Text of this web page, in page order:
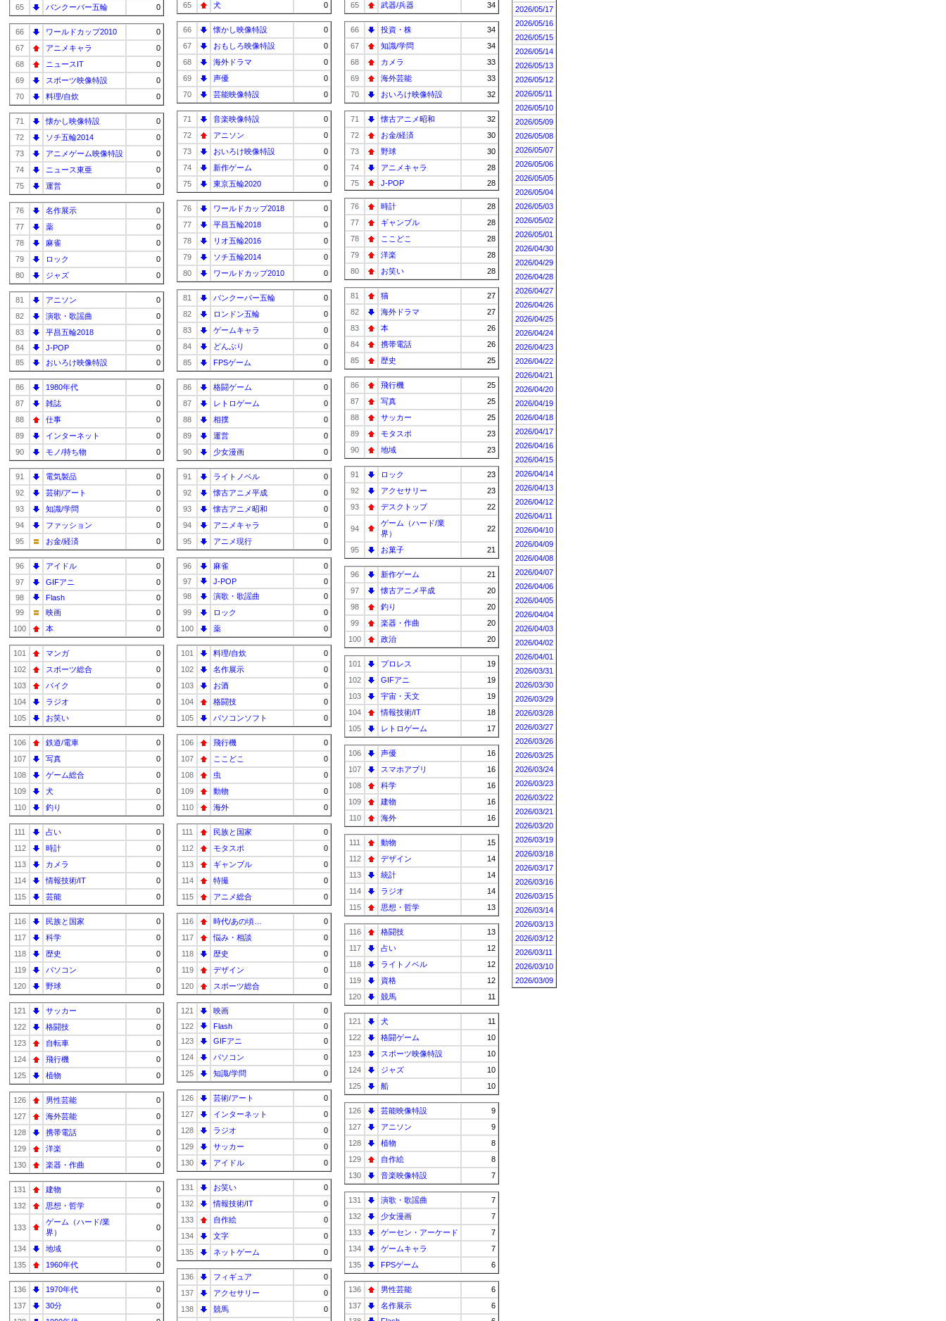
65
バンクーバー五輪 0
66 ワールドカップ2010
0
67
アニメキャラ
0
68
ニュースIT
0
69
スポーツ映像特設
0
70
料理/自炊 0
71 懐かし映像特設
0
72
ソチ五輪2014
0
73
アニメゲーム映像特設
0
74
ニュース東亜
0
75
運営 0
76 名作展示
0
77
薬
0
78
麻雀
0
79
ロック
0
80
ジャズ 0
81 アニソン
0
82
演歌・歌謡曲
0
83
平昌五輪2018
0
84
J-POP
0
85
おいろけ映像特設 0
86 1980年代
0
87
雑誌
0
88
仕事
0
89
インターネット
0
90
モノ/持ち物 0
91 電気製品
0
92
芸術/アート
0
93
知識/学問
0
94
ファッション
0
95
お金/経済 0
96 アイドル
0
97
GIFアニ
0
98
Flash
0
99
映画
0
100
本 0
101 マンガ
0
102
スポーツ総合
0
103
バイク
0
104
ラジオ
0
105
お笑い 0
106 鉄道/電車
0
107
写真
0
108
ゲーム総合
0
109
犬
0
110
釣り 0
111 占い
0
112
時計
0
113
カメラ
0
114
情報技術/IT
0
115
芸能 0
116 民族と国家
0
117
科学
0
118
歴史
0
119
パソコン
0
120
野球 0
121 サッカー
0
122
格闘技
0
123
自転車
0
124
飛行機
0
125
植物 0
126 男性芸能
0
127
海外芸能
0
128
携帯電話
0
129
洋楽
0
130
楽器・作曲 0
131 建物
0
132
思想・哲学 0
133
ゲーム（ハード/業
界）
0
134 地域
0
135
1960年代 0
136 1970年代
0
137
30分
0
65
犬 0
66 懐かし映像特設
0
67
おもしろ映像特設
0
68
海外ドラマ
0
69
声優
0
70
芸能映像特設 0
71 音楽映像特設
0
72
アニソン
0
73
おいろけ映像特設
0
74
新作ゲーム
0
75
東京五輪2020 0
76 ワールドカップ2018
0
77
平昌五輪2018
0
78
リオ五輪2016
0
79
ソチ五輪2014
0
80
ワールドカップ2010 0
81 バンクーバー五輪
0
82
ロンドン五輪
0
83
ゲームキャラ
0
84
どんぶり
0
85
FPSゲーム 0
86 格闘ゲーム
0
87
レトロゲーム
0
88
相撲
0
89
運営
0
90
少女漫画 0
91 ライトノベル
0
92
懐古アニメ平成
0
93
懐古アニメ昭和
0
94
アニメキャラ
0
95
アニメ現行 0
96 麻雀
0
97
J-POP
0
98
演歌・歌謡曲
0
99
ロック
0
100
薬 0
101 料理/自炊
0
102
名作展示
0
103
お酒
0
104
格闘技
0
105
パソコンソフト 0
106 飛行機
0
107
ここどこ
0
108
虫
0
109
動物
0
110
海外 0
111 民族と国家
0
112
モタスポ
0
113
ギャンブル
0
114
特撮
0
115
アニメ総合 0
116 時代/あの頃…
0
117
悩み・相談
0
118
歴史
0
119
デザイン
0
120
スポーツ総合 0
121 映画
0
122
Flash
0
123
GIFアニ
0
124
パソコン
0
125
知識/学問 0
126 芸術/アート
0
127
インターネット
0
128
ラジオ
0
129
サッカー
0
130
アイドル 0
131 お笑い
0
132
情報技術/IT
0
133
自作絵
0
134
文字
0
135
ネットゲーム 0
136 フィギュア
0
137
アクセサリー
0
138
競馬 0
65
武器/兵器 34
66 投資・株
34
67
知識/学問
34
68
カメラ
33
69
海外芸能
33
70
おいろけ映像特設 32
71 懐古アニメ昭和
32
72
お金/経済
30
73
野球
30
74
アニメキャラ
28
75
J-POP 28
76 時計
28
77
ギャンブル
28
78
ここどこ
28
79
洋楽
28
80
お笑い 28
81 猫
27
82
海外ドラマ
27
83
本
26
84
携帯電話
26
85
歴史 25
86 飛行機
25
87
写真
25
88
サッカー
25
89
モタスポ
23
90
地域 23
91 ロック
23
92
アクセサリー
23
93
デスクトップ 22
94
ゲーム（ハード/業
界）
22
95 お菓子 21
96 新作ゲーム
21
97
懐古アニメ平成
20
98
釣り
20
99
楽器・作曲
20
100
政治 20
101 プロレス
19
102
GIFアニ
19
103
宇宙・天文
19
104
情報技術/IT
18
105
レトロゲーム 17
106 声優
16
107
スマホアプリ
16
108
科学
16
109
建物
16
110
海外 16
111 動物
15
112
デザイン
14
113
統計
14
114
ラジオ
14
115
思想・哲学 13
116 格闘技
13
117
占い
12
118
ライトノベル
12
119
資格
12
120
競馬 11
121 犬
11
122
格闘ゲーム
10
123
スポーツ映像特設
10
124
ジャズ
10
125
船 10
126 芸能映像特設
9
127
アニソン
9
128
植物
8
129
自作絵
8
130
音楽映像特設 7
131 演歌・歌謡曲
7
132
少女漫画
7
133
ゲーセン・アーケード
7
134
ゲームキャラ
7
135
FPSゲーム 6
136 男性芸能
6
137
名作展示
6
2026/05/17
2026/05/16
2026/05/15
2026/05/14
2026/05/13
2026/05/12
2026/05/11
2026/05/10
2026/05/09
2026/05/08
2026/05/07
2026/05/06
2026/05/05
2026/05/04
2026/05/03
2026/05/02
2026/05/01
2026/04/30
2026/04/29
2026/04/28
2026/04/27
2026/04/26
2026/04/25
2026/04/24
2026/04/23
2026/04/22
2026/04/21
2026/04/20
2026/04/19
2026/04/18
2026/04/17
2026/04/16
2026/04/15
2026/04/14
2026/04/13
2026/04/12
2026/04/11
2026/04/10
2026/04/09
2026/04/08
2026/04/07
2026/04/06
2026/04/05
2026/04/04
2026/04/03
2026/04/02
2026/04/01
2026/03/31
2026/03/30
2026/03/29
2026/03/28
2026/03/27
2026/03/26
2026/03/25
2026/03/24
2026/03/23
2026/03/22
2026/03/21
2026/03/20
2026/03/19
2026/03/18
2026/03/17
2026/03/16
2026/03/15
2026/03/14
2026/03/13
2026/03/12
2026/03/11
2026/03/10
2026/03/09